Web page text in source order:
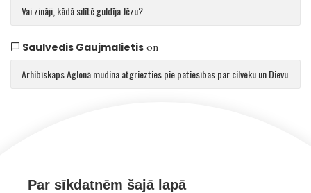
Vai zināji, kādā silītē guldīja Jēzu?
Saulvedis Gaujmalietison
Arhibīskaps Aglonā mudina atgriezties pie patiesības par cilvēku un Dievu
Par sīkdatnēm šajā lapā